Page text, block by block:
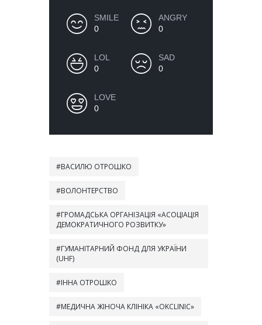
0
SMILE
0
ANGRY
0
LOL
0
SAD
0
LOVE
ВАСИЛЮ ОТРОШКО
ВОЛОНТЕРСТВО
ГРОМАДСЬКА ОРГАНІЗАЦІЯ «АСОЦІАЦІЯ
ДЕМОКРАТИЧНОГО РОЗВИТКУ»
ГУМАНІТАРНИЙ ФОНД ДЛЯ УКРАЇНИ
(UHF)
ІННА ОТРОШКО
МЕДИЧНА ЖІНОЧА КЛІНІКА «OKCLINIC»